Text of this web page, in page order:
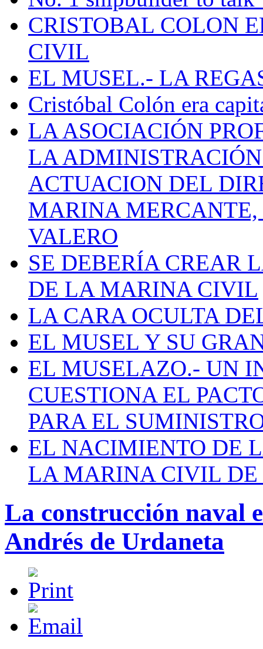
CRISTOBAL COLON
CIVIL
EL MUSEL.- LA
Cristóbal Colón era
LA ASOCIACIÓN
LA
ACTUACION DEL
MARINA
VALERO
SE DEBERÍA CREAR
DE LA MARINA CIVIL
LA CARA OCULTA
EL MUSEL Y SU
EL MUSELAZO.- UN
CUESTIONA EL
PARA EL
EL NACIMIENTO DE
LA MARINA CIVIL DE
La construcción naval
Andrés de Urdaneta